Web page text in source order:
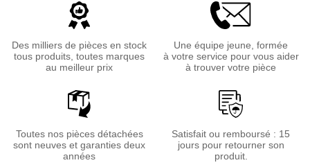
Des milliers de pièces en stock
tous produits, toutes marques
au meilleur prix
Une équipe jeune, formée
à votre service pour vous aider
à trouver votre pièce
Toutes nos pièces détachées
sont neuves et garanties deux
années
Satisfait ou remboursé : 15
jours pour retourner son
produit.